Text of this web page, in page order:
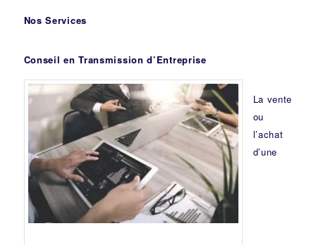
Nos Services
Conseil en Transmission d’Entreprise
La vente
ou
l’achat
d’une